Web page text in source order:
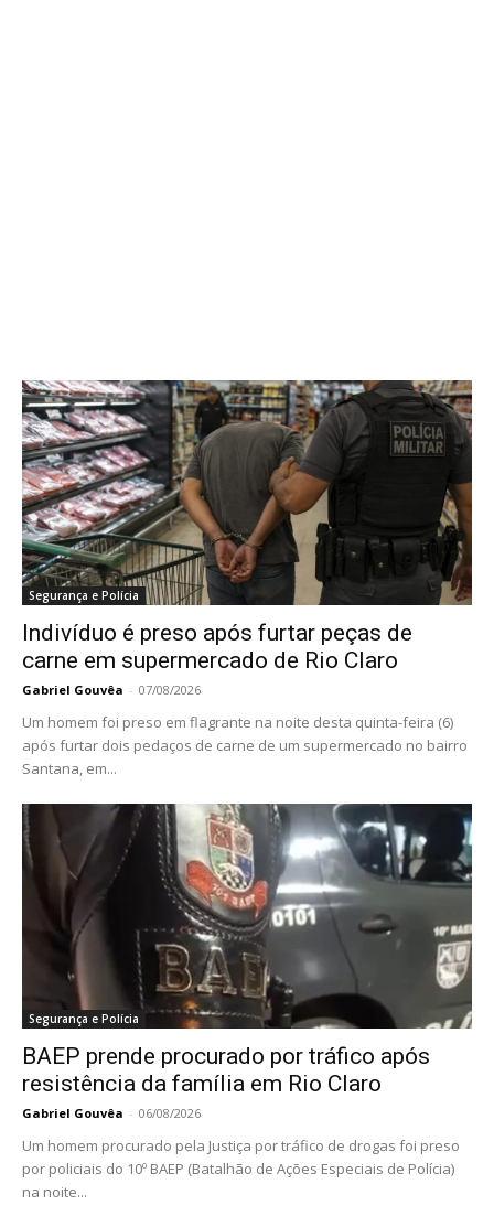
Segurança e Polícia
Indivíduo é preso após furtar peças de
carne em supermercado de Rio Claro
Gabriel Gouvêa - 07/08/2026
Um homem foi preso em flagrante na noite desta quinta-feira (6)
após furtar dois pedaços de carne de um supermercado no bairro
Santana, em...
Segurança e Polícia
BAEP prende procurado por tráfico após
resistência da família em Rio Claro
Gabriel Gouvêa - 06/08/2026
Um homem procurado pela Justiça por tráfico de drogas foi preso
por policiais do 10º BAEP (Batalhão de Ações Especiais de Polícia)
na noite...